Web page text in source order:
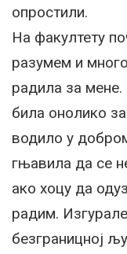
опростили.
На факултету
разумем и
радила за
била онолико
водило у
гњавила да се
ако хоцу да
радим.
безграницној